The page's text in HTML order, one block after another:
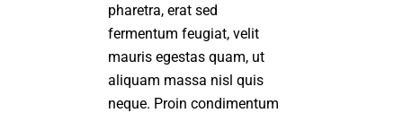
pharetra, erat sed
fermentum feugiat, velit
mauris egestas quam, ut
aliquam massa nisl quis
neque. Proin condimentum